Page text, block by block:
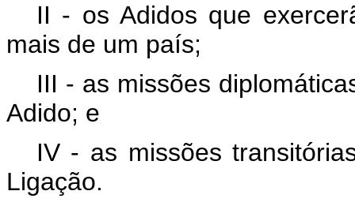
II - os Adidos que
mais de um país;
III - as missões
Adido; e
IV - as missões
Ligação.